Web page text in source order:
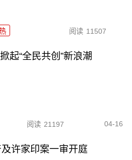
阅读 11507
起“全民共创”新浪潮
阅读 21197 04-16
许家印案一审开庭